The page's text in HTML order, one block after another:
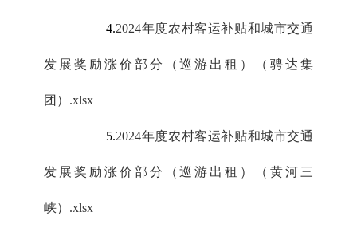
4.2024年度农村客运补贴和城市交通
发展奖励涨价部分（巡游出租）（骋达集
团）.xlsx
5.2024年度农村客运补贴和城市交通
发展奖励涨价部分（巡游出租）（黄河三
峡）.xlsx